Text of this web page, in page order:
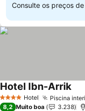
Consulte os preços de
4 EstrelasHotel Piscina
Hotel Ibn-ArrikVer
8,2 Muito boa 3.238